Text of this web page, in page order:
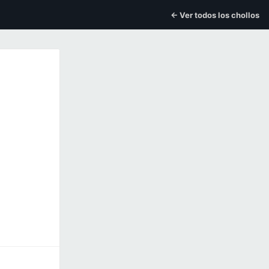
← Ver todos los chollos